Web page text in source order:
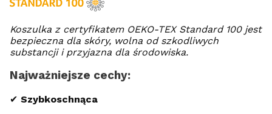
Koszulka z certyfikatem OEKO-TEX Standard 100 jest
bezpieczna dla skóry, wolna od szkodliwych
substancji i przyjazna dla środowiska.
Najważniejsze cechy:
✔ Szybkoschnąca